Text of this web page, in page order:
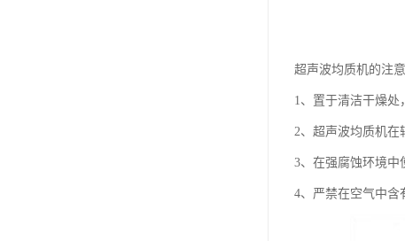
超声波均质机的注意
1、置于清洁干燥
2、超声波均质机在
3、在强腐蚀环境中
4、严禁在空气中含